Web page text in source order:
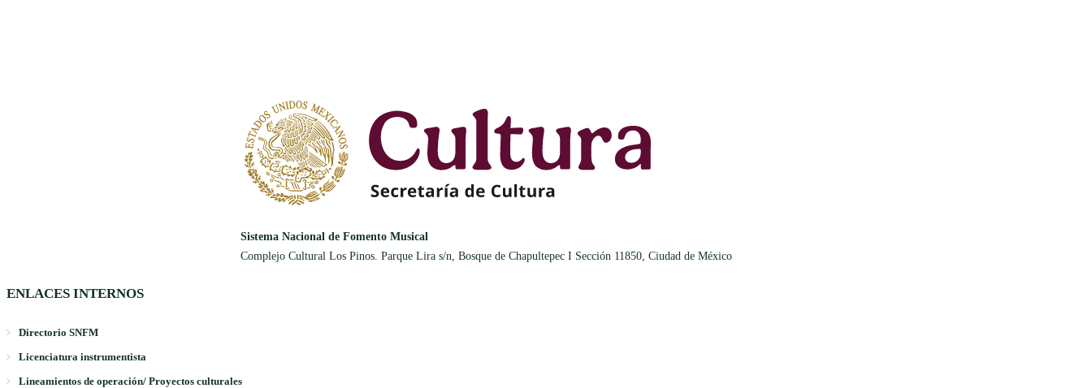
Sistema Nacional de Fomento Musical
Complejo Cultural Los Pinos. Parque Lira s/n, Bosque de Chapultepec I Sección 11850, Ciudad de México
ENLACES INTERNOS
Directorio SNFM
Licenciatura instrumentista
Lineamientos de operación/ Proyectos culturales